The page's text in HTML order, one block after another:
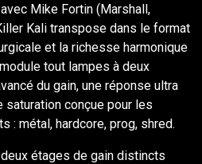
Mike Fortin (Marshall,
Kali transpose dans le format
et la richesse harmonique
tout lampes à deux
du gain, une réponse ultra
conçue pour les
: métal, hardcore, prog, shred.
étages de gain distincts